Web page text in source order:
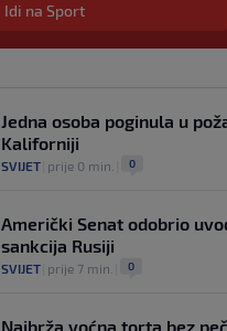
NOGOMET|prije 5 h
Prije nekoliko godina
Idi na Sport
Jedna osoba poginula u
Kaliforniji
SVIJET prije 0 min. 0
Američki Senat odobrio
sankcija Rusiji
SVIJET prije 7 min. 0
Najbrža voćna torta bez